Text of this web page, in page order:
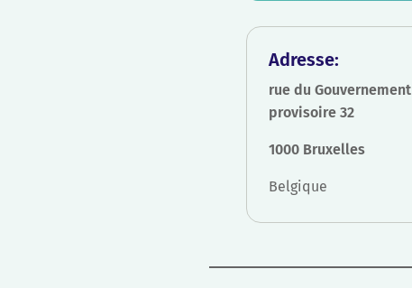
Adresse:
rue du Gouvernement
provisoire 32
1000 Bruxelles
Belgique